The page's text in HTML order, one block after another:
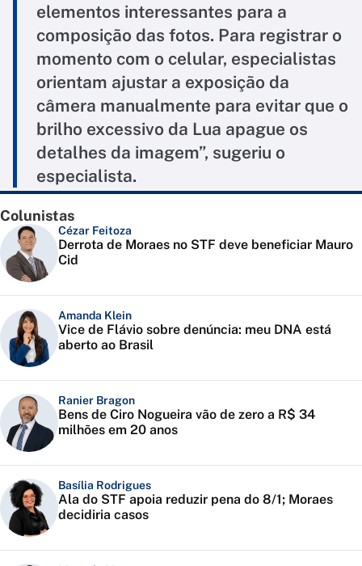
elementos interessantes para a
composição das fotos. Para registrar o
momento com o celular, especialistas
orientam ajustar a exposição da
câmera manualmente para evitar que o
brilho excessivo da Lua apague os
detalhes da imagem”, sugeriu o
especialista.
Colunistas
Cézar Feitoza
Derrota de Moraes no STF deve beneficiar Mauro
Cid
Amanda Klein
Vice de Flávio sobre denúncia: meu DNA está
aberto ao Brasil
Ranier Bragon
Bens de Ciro Nogueira vão de zero a R$ 34
milhões em 20 anos
Basília Rodrigues
Ala do STF apoia reduzir pena do 8/1; Moraes
decidiria casos